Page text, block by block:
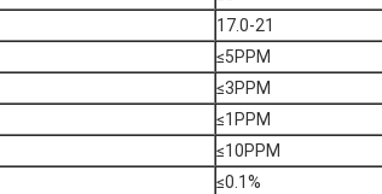
17.0-21
≤5PPM
≤3PPM
≤1PPM
≤10PPM
≤0.1%